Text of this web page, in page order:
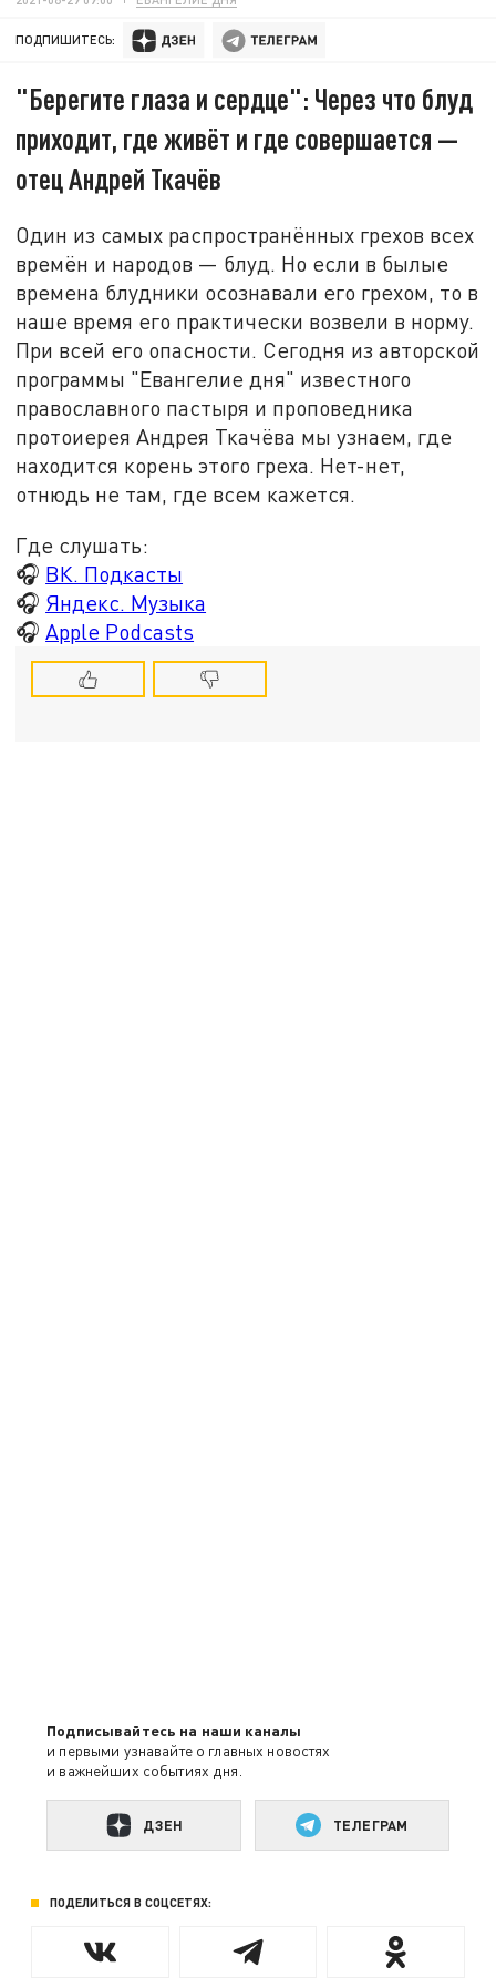
ПОДПИШИТЕСЬ:
"Берегите глаза и сердце": Через что блуд
приходит, где живёт и где совершается —
отец Андрей Ткачёв
Один из самых распространëнных грехов всех
времён и народов — блуд. Но если в былые
времена блудники осознавали его грехом, то в
наше время его практически возвели в норму.
При всей его опасности. Сегодня из авторской
программы "Евангелие дня" известного
православного пастыря и проповедника
протоиерея Андрея Ткачёва мы узнаем, где
находится корень этого греха. Нет-нет,
отнюдь не там, где всем кажется.
Где слушать:
🎧 ВК. Подкасты
🎧 Яндекс. Музыка
🎧 Apple Podcasts
Подписывайтесь на наши каналы
и первыми узнавайте о главных новостях
и важнейших событиях дня.
ДЗЕН ТЕЛЕГРАМ
ПОДЕЛИТЬСЯ В СОЦСЕТЯХ: